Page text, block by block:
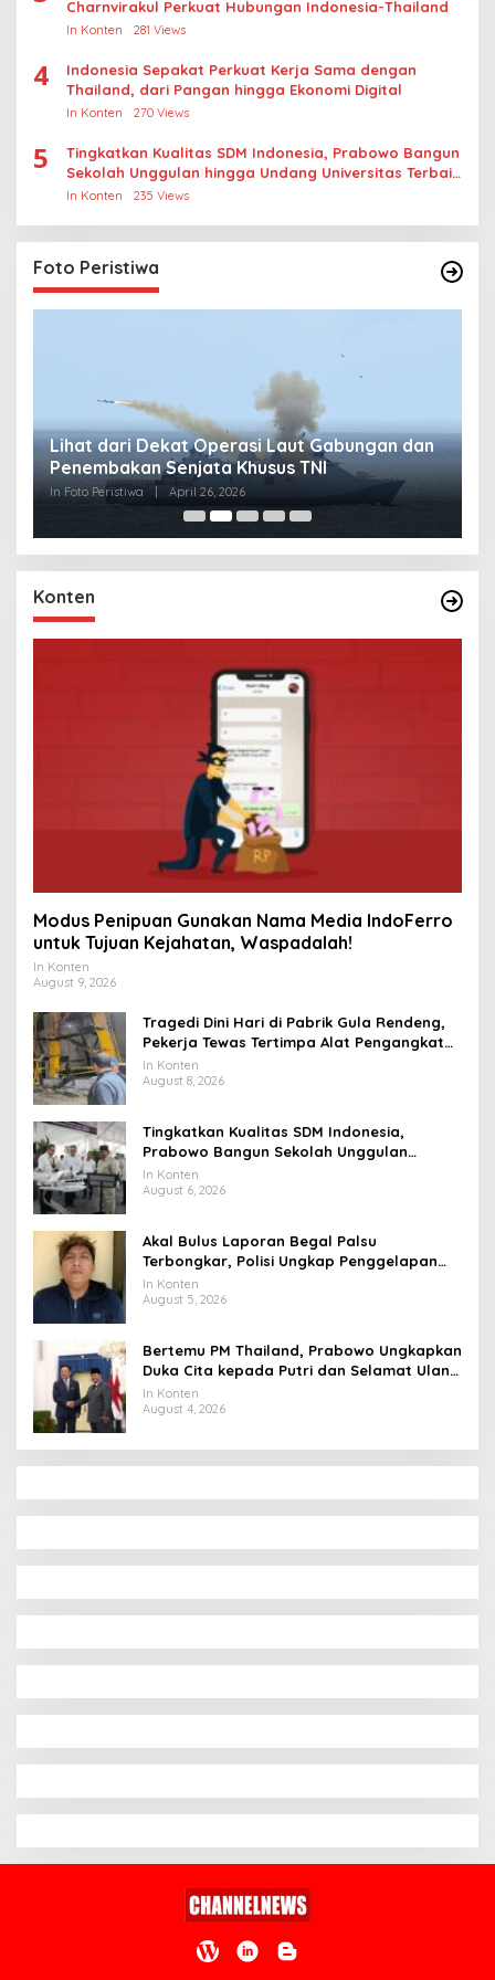
Charnvirakul Perkuat Hubungan Indonesia-Thailand
In Konten 281 Views
4
Indonesia Sepakat Perkuat Kerja Sama dengan
Thailand, dari Pangan hingga Ekonomi Digital
In Konten 270 Views
5
Tingkatkan Kualitas SDM Indonesia, Prabowo Bangun
Sekolah Unggulan hingga Undang Universitas Terbaik
Dunia
In Konten 235 Views
Foto Peristiwa
Lihat dari Dekat Operasi Laut Gabungan dan
Penembakan Senjata Khusus TNI
In Foto Peristiwa April 26, 2026
Konten
Modus Penipuan Gunakan Nama Media IndoFerro
untuk Tujuan Kejahatan, Waspadalah!
In Konten
August 9, 2026
Tragedi Dini Hari di Pabrik Gula Rendeng,
Pekerja Tewas Tertimpa Alat Pengangkat
Tebu
In Konten
August 8, 2026
Tingkatkan Kualitas SDM Indonesia,
Prabowo Bangun Sekolah Unggulan
hingga Undang Universitas Terbaik Dunia
In Konten
August 6, 2026
Akal Bulus Laporan Begal Palsu
Terbongkar, Polisi Ungkap Penggelapan
Uang Perusahaan untuk Crypto
In Konten
August 5, 2026
Bertemu PM Thailand, Prabowo Ungkapkan
Duka Cita kepada Putri dan Selamat Ulang
Tahun ke Raja Thailand
In Konten
August 4, 2026